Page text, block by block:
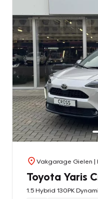
Vakgarage Gielen |
Toyota Yaris